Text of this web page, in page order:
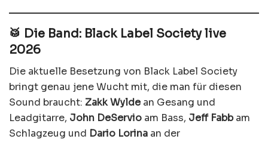
🥁 Die Band: Black Label Society live
2026
Die aktuelle Besetzung von Black Label Society
bringt genau jene Wucht mit, die man für diesen
Sound braucht: Zakk Wyldean Gesang und
Leadgitarre, John DeServio am Bass, Jeff Fabbam
Schlagzeug und Dario Lorina an der